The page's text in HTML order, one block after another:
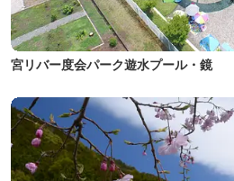
宮リバー度会パーク遊水プール・鏡